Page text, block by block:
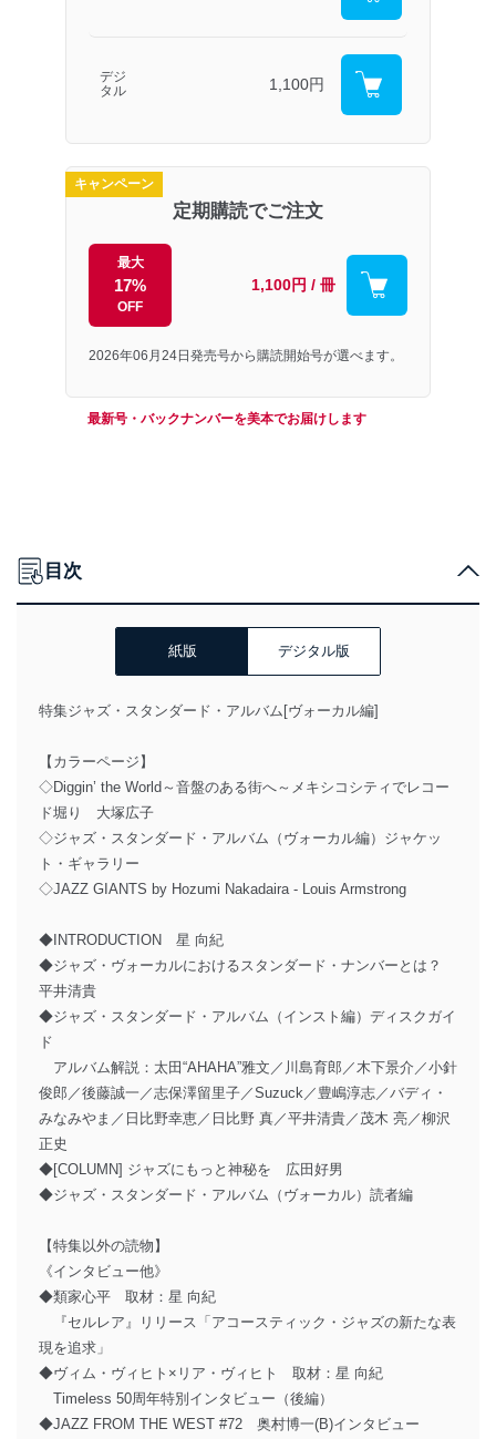
デジ
タル
1,100円
キャンペーン
定期購読でご注文
最大
17%
OFF
1,100円 / 冊
2026年06月24日発売号から購読開始号が選べます。
最新号・バックナンバーを美本でお届けします
目次
紙版 デジタル版
特集ジャズ・スタンダード・アルバム[ヴォーカル編]
【カラーページ】
◇Diggin’ the World～音盤のある街へ～メキシコシティでレコー
ド堀り 大塚広子
◇ジャズ・スタンダード・アルバム（ヴォーカル編）ジャケッ
ト・ギャラリー
◇JAZZ GIANTS by Hozumi Nakadaira - Louis Armstrong
◆INTRODUCTION 星 向紀
◆ジャズ・ヴォーカルにおけるスタンダード・ナンバーとは？
平井清貴
◆ジャズ・スタンダード・アルバム（インスト編）ディスクガイ
ド
アルバム解説：太田“AHAHA”雅文／川島育郎／木下景介／小針
俊郎／後藤誠一／志保澤留里子／Suzuck／豊嶋淳志／バディ・
みなみやま／日比野幸恵／日比野 真／平井清貴／茂木 亮／柳沢
正史
◆[COLUMN] ジャズにもっと神秘を 広田好男
◆ジャズ・スタンダード・アルバム（ヴォーカル）読者編
【特集以外の読物】
《インタビュー他》
◆類家心平 取材：星 向紀
『セルレア』リリース「アコースティック・ジャズの新たな表
現を追求」
◆ヴィム・ヴィヒト×リア・ヴィヒト 取材：星 向紀
Timeless 50周年特別インタビュー（後編）
◆JAZZ FROM THE WEST #72 奥村博一(B)インタビュー